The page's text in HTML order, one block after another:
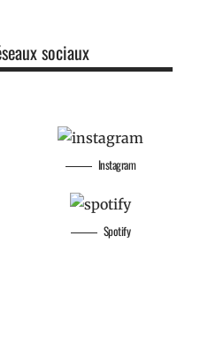
sociaux
Instagram
Spotify